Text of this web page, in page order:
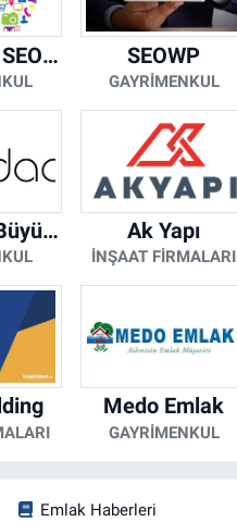
Seowp.net SEO Hizmetleri SEOWP
GAYRIMENKUL
H.ibrahim Büyükacar Ak Yapı
İNŞAAT FIRMALARI
Medo Emlak
GAYRIMENKUL
Emlak Haberleri